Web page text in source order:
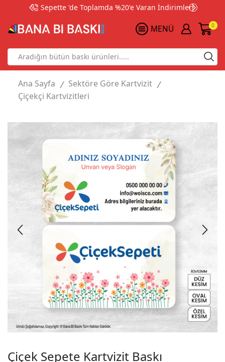
Sepette 'de Toplamda %20'e Varan İndirimler!
MENÜ 0
Search
input
Ana Sayfa / Sektöre Göre Kartvizit /
Çiçekçi Kartvizitleri
Çiçek Sepete Kartvizit Baskı